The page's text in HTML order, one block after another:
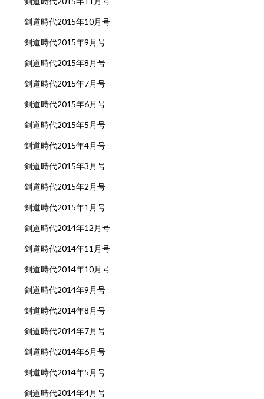
剣道時代2015年10月号
剣道時代2015年9月号
剣道時代2015年8月号
剣道時代2015年7月号
剣道時代2015年6月号
剣道時代2015年5月号
剣道時代2015年4月号
剣道時代2015年3月号
剣道時代2015年2月号
剣道時代2015年1月号
剣道時代2014年12月号
剣道時代2014年11月号
剣道時代2014年10月号
剣道時代2014年9月号
剣道時代2014年8月号
剣道時代2014年7月号
剣道時代2014年6月号
剣道時代2014年5月号
剣道時代2014年4月号